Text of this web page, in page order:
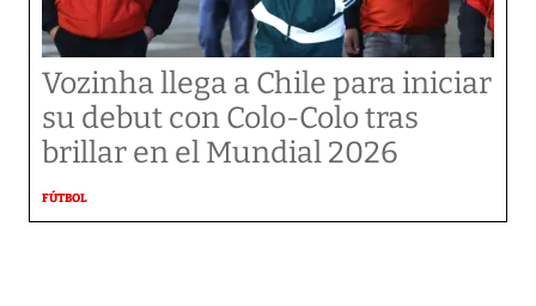
Vozinha llega a Chile para iniciar
su debut con Colo-Colo tras
brillar en el Mundial 2026
FÚTBOL